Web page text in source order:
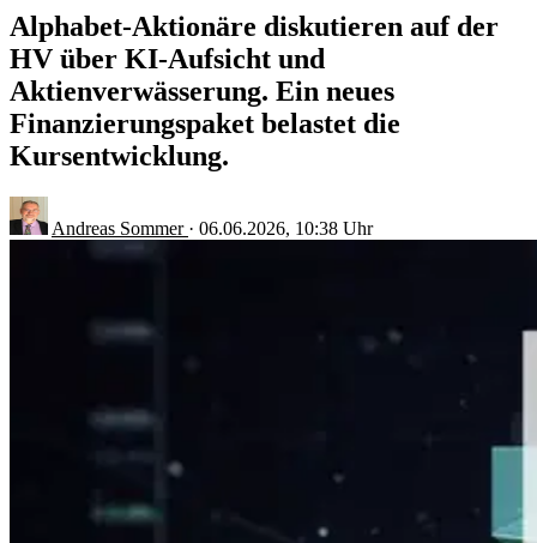
Alphabet-Aktionäre diskutieren auf der
HV über KI-Aufsicht und
Aktienverwässerung. Ein neues
Finanzierungspaket belastet die
Kursentwicklung.
Andreas Sommer · 06.06.2026, 10:38 Uhr